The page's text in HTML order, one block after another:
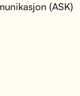
(ASK)